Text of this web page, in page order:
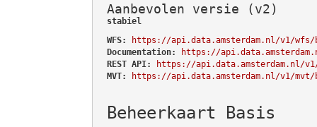
Aanbevolen versie (v2)
stabiel
WFS:
https://api.data.amsterdam.nl/v1/wfs/
Documentation:
https://
REST API:
https://api.data.amsterdam.nl/
MVT:
https://api.data.amsterdam.nl/v1/
Beheerkaart Basis